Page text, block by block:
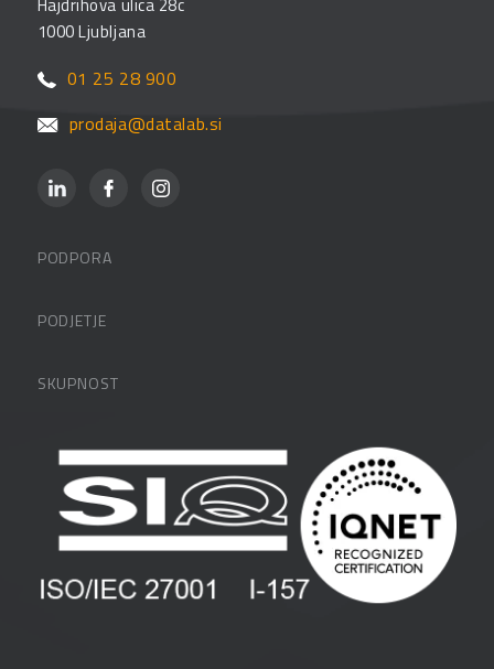
1000 Ljubljana
01 25 28 900
prodaja@datalab.si
PODPORA
FAQ – pogosta vprašanja
PODJETJE
Zaposlitev
Vlagatelji
Pogoji in pogodbe
SKUPNOST
Blog
Spletni seminarji